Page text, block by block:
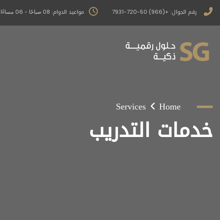
رقم الجوال: +(966) 50-720-7931 مواعيد الدوام:
Home
Services
خدمات التدريب